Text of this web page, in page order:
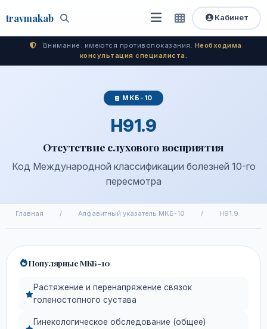
travmakab Поиск
Открыть
меню
Быстрый
доступ
Кабинет
Внимание: имеются противопоказания. Необходима
консультация специалиста.
МКБ-10
H91.9
Отсутствие слухового восприятия
Код Международной классификации болезней 10-го
пересмотра
Главная / Алфавитный указатель МКБ-10 / H91.9
Популярные МКБ-10
Растяжение и перенапряжение связок
голеностопного сустава
Гинекологическое обследование (общее)